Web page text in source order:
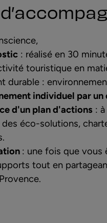
: réalisé en 30
touristique en
durable :
individuel par un
d'un plan d'actions :
éco-solutions,
.
: une fois que vous
tout en